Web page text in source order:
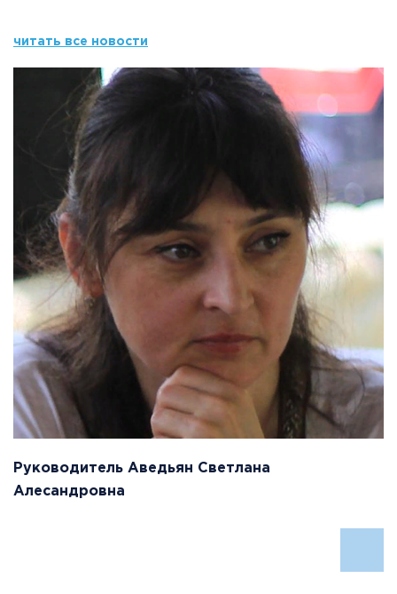
читать все новости
Руководитель Аведьян Светлана
Алесандровна